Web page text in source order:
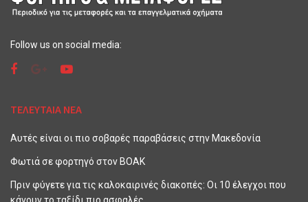
Follow us on social media:
ΤΕΛΕΥΤΑΙΑ ΝΕΑ
Αυτές είναι οι πιο σοβαρές παραβάσεις στην Μακεδονία
Φωτιά σε φορτηγό στον ΒΟΑΚ
Πριν φύγετε για τις καλοκαιρινές διακοπές: Οι 10 έλεγχοι που